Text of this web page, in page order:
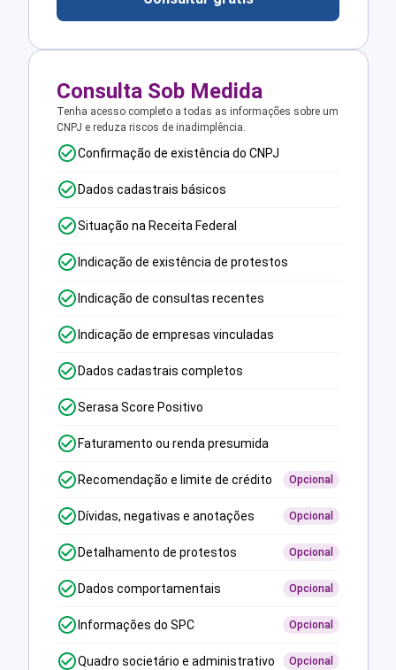
Consulta Sob Medida
Tenha acesso completo a todas as informações sobre um
CNPJ e reduza riscos de inadimplência.
Confirmação de existência do CNPJ
Dados cadastrais básicos
Situação na Receita Federal
Indicação de existência de protestos
Indicação de consultas recentes
Indicação de empresas vinculadas
Dados cadastrais completos
Serasa Score Positivo
Faturamento ou renda presumida
Recomendação e limite de crédito Opcional
Dívidas, negativas e anotações Opcional
Detalhamento de protestos Opcional
Dados comportamentais Opcional
Informações do SPC Opcional
Quadro societário e administrativo Opcional